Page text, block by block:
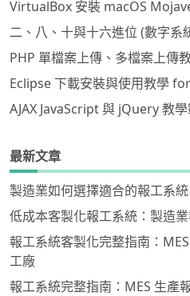
VirtualBox 安裝 macOS
二、八、十與十六進位 (數字系
PHP 單檔案上傳、多檔案上傳
Eclipse 下載安裝與使用教學
AJAX JavaScript 與 jQuery 教
最新文章
製造業如何選擇適合的報工系統
低成本客製化報工系統：製造
報工系統客製化完整指南：
工廠
報工系統完整指南：MES 生產